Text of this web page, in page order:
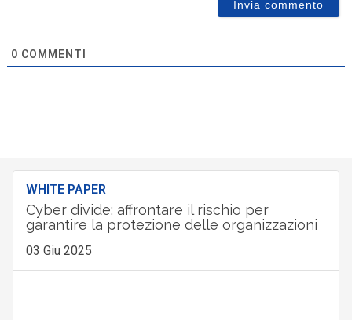
0 COMMENTI
WHITE PAPER
Cyber divide: affrontare il rischio per
garantire la protezione delle organizzazioni
03 Giu 2025